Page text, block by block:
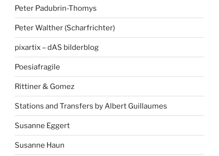
Peter Padubrin-Thomys
Peter Walther (Scharfrichter)
pixartix – dAS bilderblog
Poesiafragile
Rittiner & Gomez
Stations and Transfers by Albert Guillaumes
Susanne Eggert
Susanne Haun